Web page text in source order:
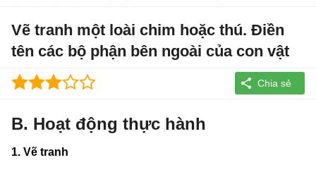
Vẽ tranh một loài chim hoặc thú. Điền
tên các bộ phận bên ngoài của con vật
B. Hoạt động thực hành
1. Vẽ tranh